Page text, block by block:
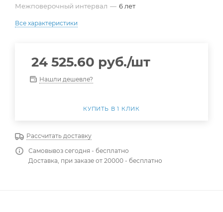
Межповерочный интервал — 6 лет
Все характеристики
24 525.60 руб./шт
Нашли дешевле?
КУПИТЬ В 1 КЛИК
Рассчитать доставку
Самовывоз сегодня - бесплатно
Доставка, при заказе от 20000 - бесплатно